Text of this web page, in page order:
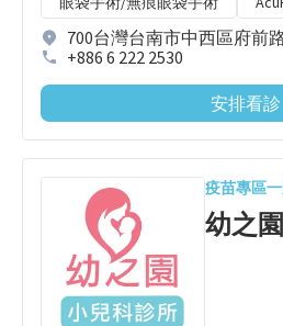
700台灣台南市中西區府前
+886 6 222 2530
安排看診
疫苗專區
幼之